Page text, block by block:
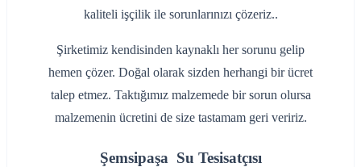
kaliteli işçilik ile sorunlarınızı çözeriz..
Şirketimiz kendisinden kaynaklı her sorunu gelip
hemen çözer. Doğal olarak sizden herhangi bir ücret
talep etmez. Taktığımız malzemede bir sorun olursa
malzemenin ücretini de size tastamam geri veririz.
Şemsipaşa Su Tesisatçısı